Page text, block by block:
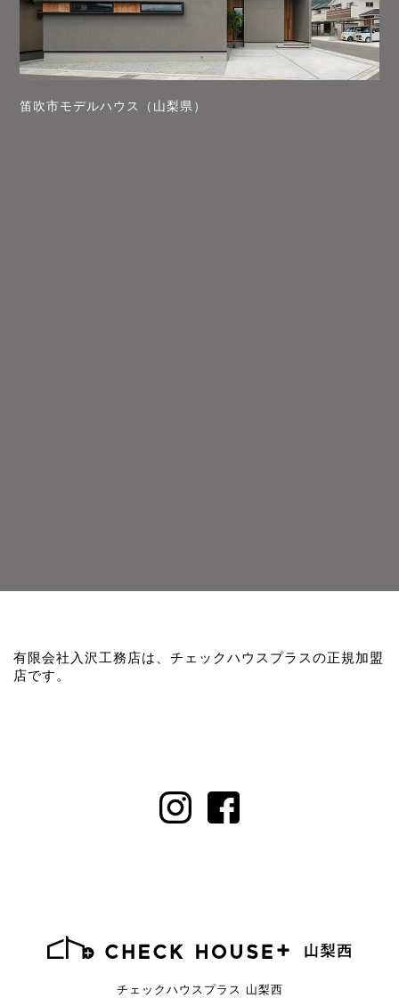
笛吹市モデルハウス（山梨県）
有限会社入沢工務店は、チェックハウスプラスの正規加盟
店です。
チェックハウスプラス 山梨西